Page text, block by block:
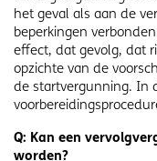
het geval als aan de
beperkingen
effect, dat gevolg, dat
opzichte van de
de startvergunning. In
Q: Kan een
worden?